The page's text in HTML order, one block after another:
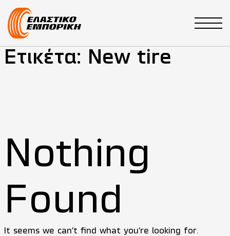
Main Navigation
Ετικέτα:
New tire
Nothing
Found
It seems we can’t find what you’re looking for.